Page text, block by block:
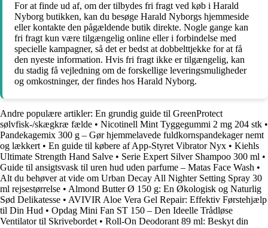
For at finde ud af, om der tilbydes fri fragt ved køb i Harald
Nyborg butikken, kan du besøge Harald Nyborgs hjemmeside
eller kontakte den pågældende butik direkte. Nogle gange kan
fri fragt kun være tilgængelig online eller i forbindelse med
specielle kampagner, så det er bedst at dobbelttjekke for at få
den nyeste information. Hvis fri fragt ikke er tilgængelig, kan
du stadig få vejledning om de forskellige leveringsmuligheder
og omkostninger, der findes hos Harald Nyborg.
Andre populære artikler: En grundig guide til GreenProtect
sølvfisk-/skægkræ fælde • Nicotinell Mint Tyggegummi 2 mg 204 stk •
Pandekagemix 300 g – Gør hjemmelavede fuldkornspandekager nemt
og lækkert • En guide til købere af App-Styret Vibrator Nyx • Kiehls
Ultimate Strength Hand Salve • Serie Expert Silver Shampoo 300 ml •
Guide til ansigtsvask til uren hud uden parfume – Matas Face Wash •
Alt du behøver at vide om Urban Decay All Nighter Setting Spray 30
ml rejsestørrelse • Almond Butter Ø 150 g: En Økologisk og Naturlig
Sød Delikatesse • AVIVIR Aloe Vera Gel Repair: Effektiv Førstehjælp
til Din Hud • Opdag Mini Fan ST 150 – Den Ideelle Trådløse
Ventilator til Skrivebordet • Roll-On Deodorant 89 ml: Beskyt din